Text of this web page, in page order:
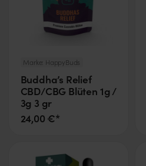
Marke: HappyBuds
Buddha’s Relief
CBD/CBG Blüten 1g /
3g 3 gr
24,00 €*